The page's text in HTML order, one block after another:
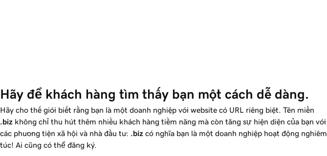
Hãy để khách hàng tìm thấy bạn một cách dễ dàng.
Hãy cho thế giới biết rằng bạn là một doanh nghiệp với website có URL riêng biệt. Tên miền
.biz không chỉ thu hút thêm nhiều khách hàng tiềm năng mà còn tăng sự hiện diện của bạn với
các phương tiện xã hội và nhà đầu tư. .biz có nghĩa bạn là một doanh nghiệp hoạt động nghiêm
túc! Ai cũng có thể đăng ký.